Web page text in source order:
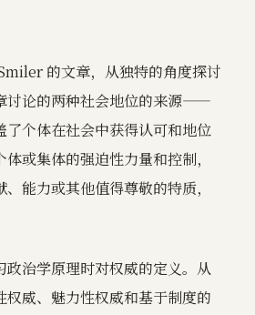
的文章，从独特的角度探讨
讨论的两种社会地位的来源——
了个体在社会中获得认可和地位
或集体的强迫性力量和控制，
能力或其他值得尊敬的特质，
政治学原理时对权威的定义。从
威、魅力性权威和基于制度的